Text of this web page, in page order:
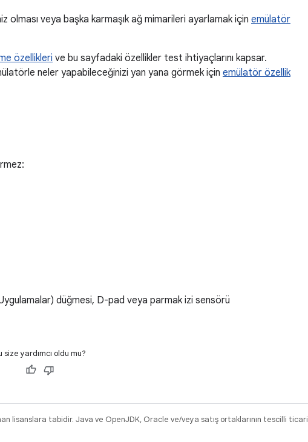
olması veya başka karmaşık ağ mimarileri ayarlamak için emülatör
özellikleri ve bu sayfadaki özellikler test ihtiyaçlarını kapsar.
neler yapabileceğinizi yan yana görmek için emülatör özellik
düğmesi, D-pad veya parmak izi sensörü
size yardımcı oldu mu?
lisanslara tabidir. Java ve OpenJDK, Oracle ve/veya satış ortaklarının tescilli ticari